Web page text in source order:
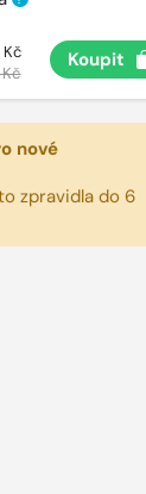
Kč
Koupit
nové
zpravidla do 6